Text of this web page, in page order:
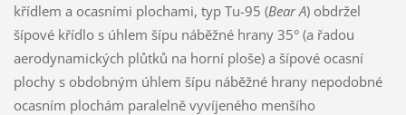
křídlem a ocasními plochami, typ Tu-95 (Bear A) obdržel
šípové křídlo s úhlem šípu náběžné hrany 35° (a řadou
aerodynamických plůtků na horní ploše) a šípové ocasní
plochy s obdobným úhlem šípu náběžné hrany nepodobné
ocasním plochám paralelně vyvíjeného menšího